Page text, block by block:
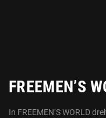
FREEMEN’S
In FREEMEN‘S WORLD